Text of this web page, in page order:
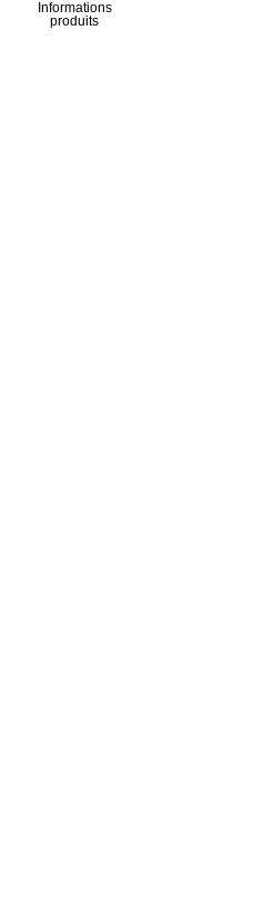
Informations
produits